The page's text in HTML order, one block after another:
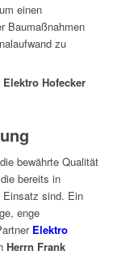
einen
Baumaßnahmen
zu
Elektro Hofecker
bewährte Qualität
bereits in
Einsatz sind. Ein
enge
Elektro
Herrn Frank